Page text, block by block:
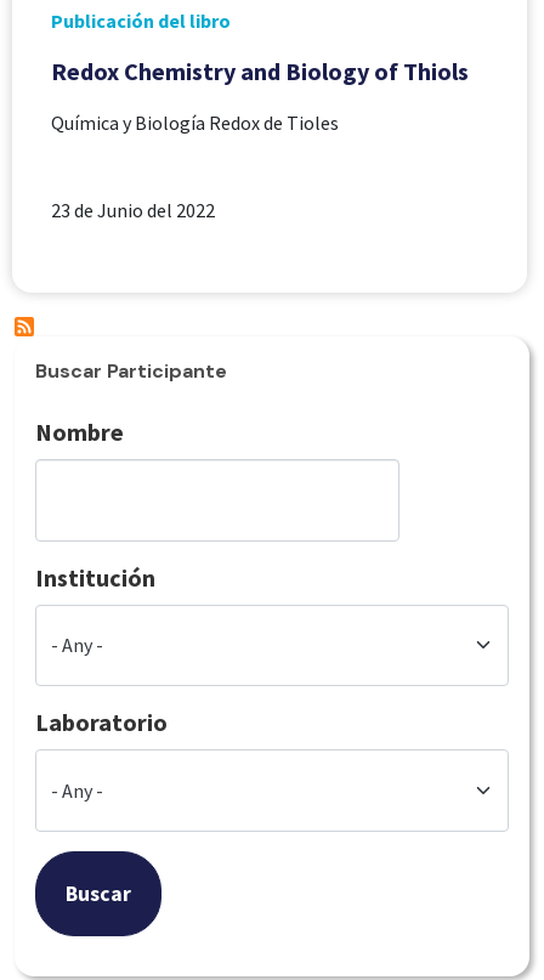
Publicación del libro
Redox Chemistry and Biology of Thiols
Química y Biología Redox de Tioles
23 de Junio del 2022
Buscar Participante
Nombre
Institución
Laboratorio
Buscar